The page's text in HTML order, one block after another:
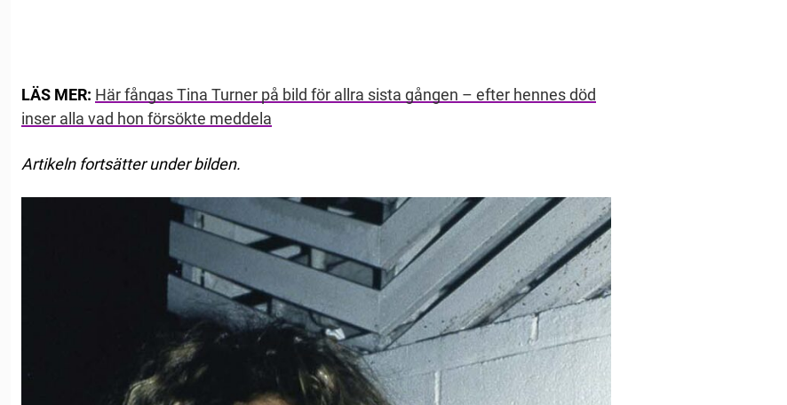
LÄS MER: Här fångas Tina Turner på bild för allra sista gången – efter hennes död
inser alla vad hon försökte meddela
Artikeln fortsätter under bilden.